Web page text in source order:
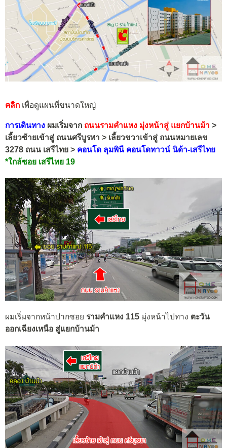
คลิก เพื่อดูแผนที่ขนาดใหญ่
การเดินทาง ผมเริ่มจาก ถนนรามคำแหง มุ่งหน้าสู่ แยกบ้านม้า >
เลี้ยวซ้ายเข้าสู่ ถนนศรีบูรพา > เลี้ยวขวาเข้าสู่ ถนนหมายเลข
3278 ถนน เสรีไทย > คอนโด ลุมพินี คอนโดทาวน์ นิด้า-เสรีไทย
*ใกล้ซอย เสรีไทย 19
ผมเริ่มจากหน้าปากซอย รามคำแหง 115 มุ่งหน้าไปทาง ตะวัน
ออกเฉียงเหนือ สู่แยกบ้านม้า